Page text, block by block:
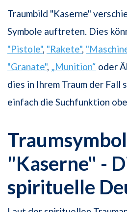
Traumbild "Kaserne"
Symbole auftreten. Dies
"Pistole", "Rakete",
"Granate", „Munition“ oder
dies in Ihrem Traum der Fall
einfach die Suchfunktion
Traumsymbol
"Kaserne" -
spirituelle